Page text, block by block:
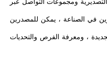
في الصناعة ، يمكن للمصدرين
، ومعرفة الفرص والتحديات